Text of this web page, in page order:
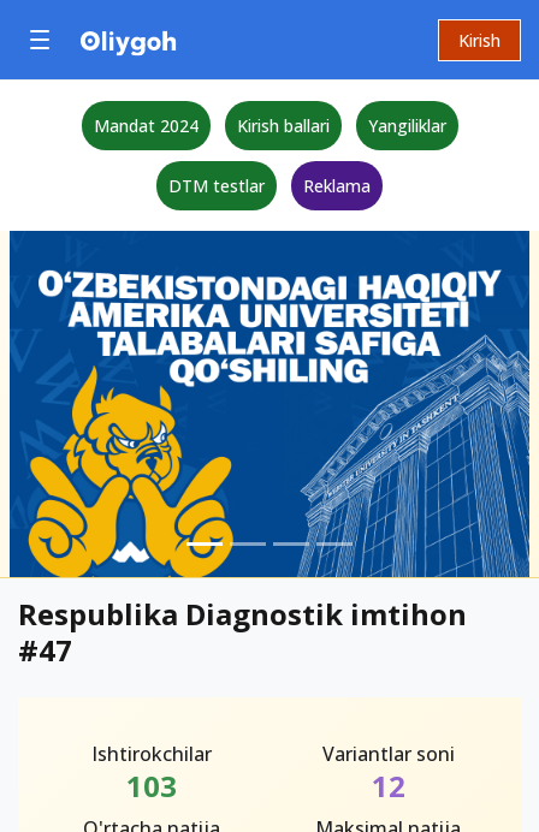
Kirish
Mandat 2024 Kirish ballari Yangiliklar
DTM testlar Reklama
Respublika Diagnostik imtihon
#47
Ishtirokchilar
103
Variantlar soni
12